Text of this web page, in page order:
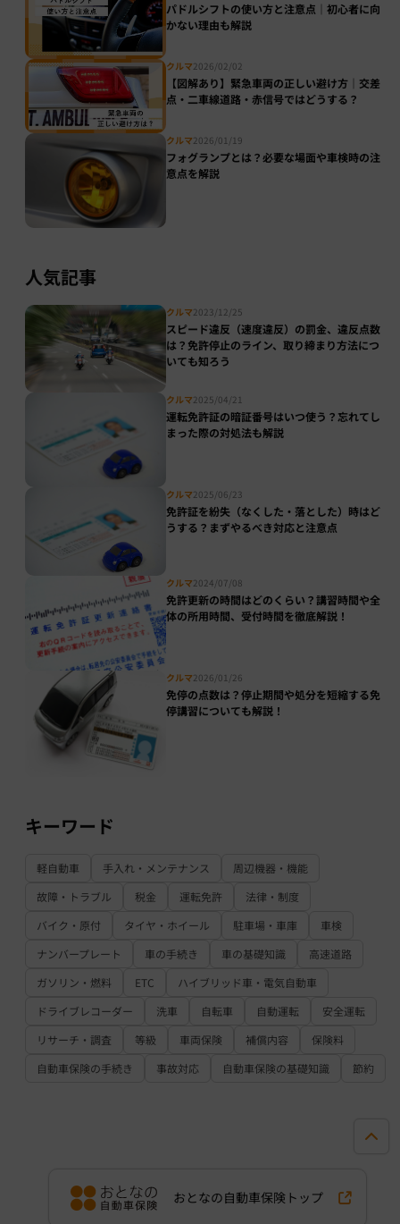
パドルシフトの使い方と注意点｜初心者に向
かない理由も解説
クルマ2026/02/02
【図解あり】緊急車両の正しい避け方｜交差
点・二車線道路・赤信号ではどうする？
クルマ2026/01/19
フォグランプとは？必要な場面や車検時の注
意点を解説
人気記事
クルマ2023/12/25
スピード違反（速度違反）の罰金、違反点数
は？免許停止のライン、取り締まり方法につ
いても知ろう
クルマ2025/04/21
運転免許証の暗証番号はいつ使う？忘れてし
まった際の対処法も解説
クルマ2025/06/23
免許証を紛失（なくした・落とした）時はど
うする？まずやるべき対応と注意点
クルマ2024/07/08
免許更新の時間はどのくらい？講習時間や全
体の所用時間、受付時間を徹底解説！
クルマ2026/01/26
免停の点数は？停止期間や処分を短縮する免
停講習についても解説！
キーワード
軽自動車 手入れ・メンテナンス
周辺機器・機能
故障・トラブル
税金 運転免許
法律・制度
バイク・原付
タイヤ・ホイール 駐車場・車庫
車検
ナンバープレート
車の手続き 車の基礎知識
高速道路
ガソリン・燃料
ETC
ハイブリッド車・電気自動車
ドライブレコーダー
洗車 自転車 自動運転
安全運転
リサーチ・調査
等級 車両保険 補償内容
保険料
自動車保険の手続き
事故対応 自動車保険の基礎知識 節約
おとなの自動車保険トップ